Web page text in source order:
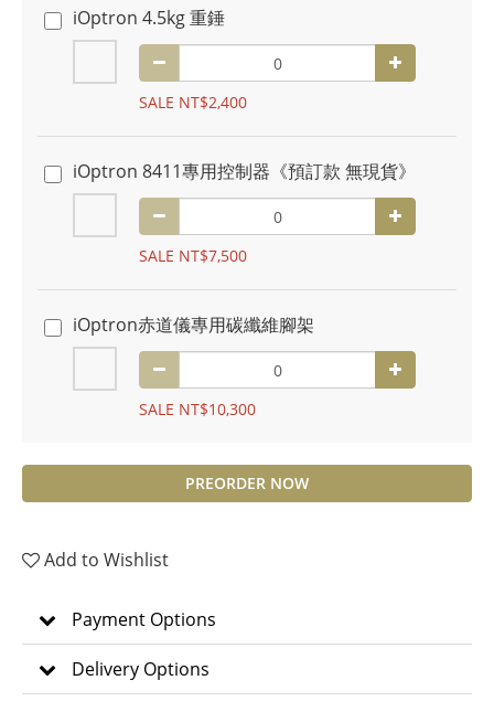
iOptron 4.5kg 重錘
SALE NT$2,400
iOptron 8411專用控制器《預訂款 無現貨》
SALE NT$7,500
iOptron赤道儀專用碳纖維腳架
SALE NT$10,300
PREORDER NOW
Add to Wishlist
Payment Options
Delivery Options